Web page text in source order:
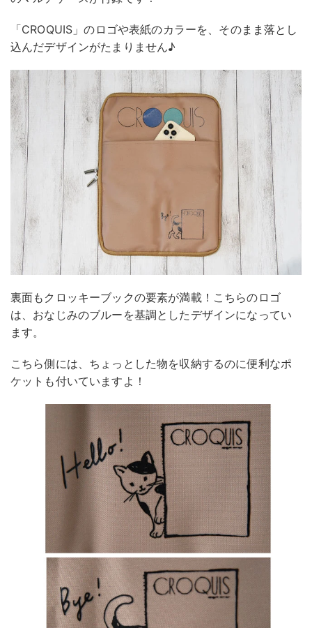
「CROQUIS」のロゴや表紙のカラーを、そのまま落とし
込んだデザインがたまりません♪
裏面もクロッキーブックの要素が満載！こちらのロゴ
は、おなじみのブルーを基調としたデザインになってい
ます。
こちら側には、ちょっとした物を収納するのに便利なポ
ケットも付いていますよ！